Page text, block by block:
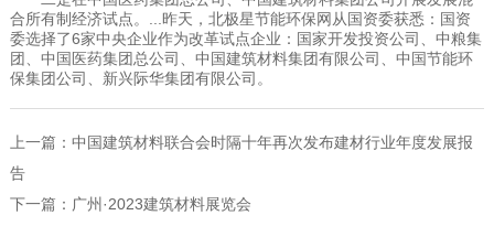
合所有制经济试点。...昨天，北极星节能环保网从国资委获悉：国资
委选择了6家中央企业作为改革试点企业：国家开发投资公司、中粮集
团、中国医药集团总公司、中国建筑材料集团有限公司、中国节能环
保集团公司、新兴际华集团有限公司。
上一篇： 中国建筑材料联合会时隔十年再次发布建材行业年度发展报
告
下一篇： 广州·2023建筑材料展览会